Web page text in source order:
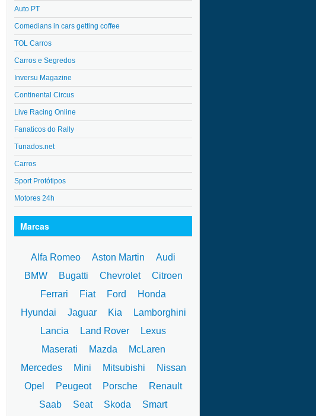
Auto PT
Comedians in cars getting coffee
TOL Carros
Carros e Segredos
Inversu Magazine
Continental Circus
Live Racing Online
Fanaticos do Rally
Tunados.net
Carros
Sport Protótipos
Motores 24h
Marcas
Alfa Romeo Aston Martin
Audi
BMW
Bugatti Chevrolet
Citroen
Ferrari
Fiat Ford
Honda
Hyundai
Jaguar Kia
Lamborghini
Lancia
Land Rover
Lexus
Maserati
Mazda
McLaren
Mercedes
Mini Mitsubishi
Nissan
Opel
Peugeot Porsche
Renault
Saab
Seat Skoda Smart